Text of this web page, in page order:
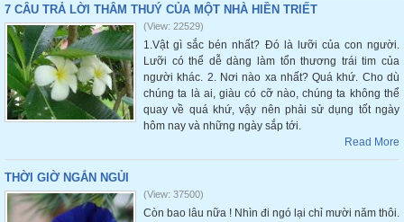
7 CÂU TRẢ LỜI THÂM THUÝ CỦA MỘT NHÀ HIỀN TRIẾT
(View: 22529)
1.Vật gì sắc bén nhất? Đó là lưỡi của con người.
Lưỡi có thể dễ dàng làm tổn thương trái tim của
người khác. 2. Nơi nào xa nhất? Quá khứ. Cho dù
chúng ta là ai, giàu có cỡ nào, chúng ta không thể
quay về quá khứ, vậy nên phải sử dụng tốt ngày
hôm nay và những ngày sắp tới.
Read More
THỜI GIỜ NGẮN NGỦI
(View: 37500)
Còn bao lâu nữa ! Nhìn đi ngó lại chỉ mười năm thôi.